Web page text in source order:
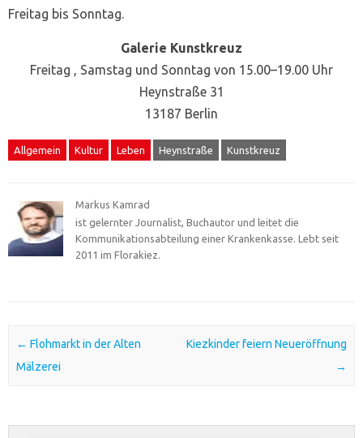
Freitag bis Sonntag.
Galerie Kunstkreuz
Freitag , Samstag und Sonntag von 15.00–19.00 Uhr
Heynstraße 31
13187 Berlin
Allgemein Kultur Leben Heynstraße Kunstkreuz
Markus Kamrad
ist gelernter Journalist, Buchautor und leitet die
Kommunikationsabteilung einer Krankenkasse. Lebt seit
2011 im Florakiez.
Post navigation
← Flohmarkt in der Alten
Mälzerei
Kiezkinder feiern Neueröffnung
→